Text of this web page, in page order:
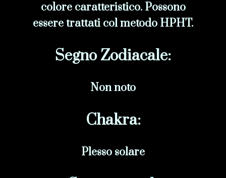
colore caratteristico. Possono
essere trattati col metodo HPHT.
Segno Zodiacale:
Non noto
Chakra:
Plesso solare